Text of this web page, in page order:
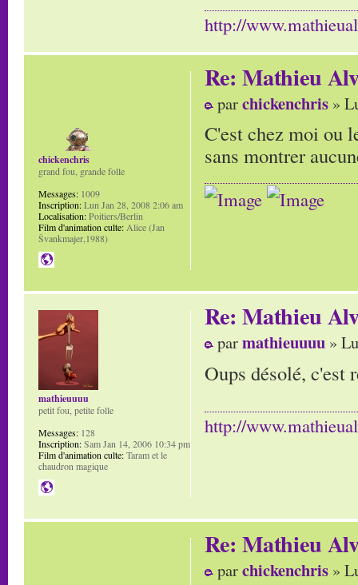
http://
Re: Mathieu
parchickenchris »
C'est chez moi ou
sans montrer
chickenchris
grand fou, grande folle
Messages: 1009
Inscription:Lun Jan 28, 2008 2:06 am
Localisation:Poitiers/Berlin
Film d'animation culte: Alice (Jan
Švankmajer,1988)
Re: Mathieu
parmathieuuuu »
Oups désolé, c'est
http://
mathieuuuu
petit fou, petite folle
Messages: 128
Inscription:Sam Jan 14, 2006 10:34 pm
Film d'animation culte:Taram et le
chaudron magique
Re: Mathieu
parchickenchris »